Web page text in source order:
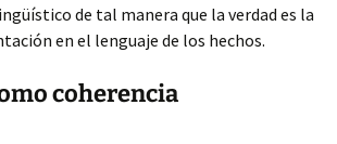
de tal manera que la verdad es la
en el lenguaje de los hechos.
coherencia